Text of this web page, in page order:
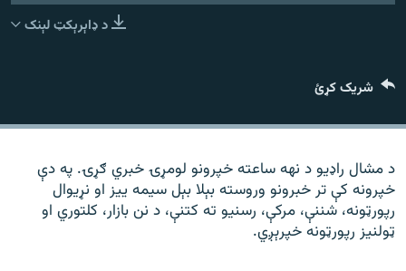
د ازادې اروپا راډیو ټولې ووبپاڼې
د ډاېرېکټ لېنک
شریک کړئ
د مشال راډیو د نهه ساعته خپرونو لومړۍ خبري ګړۍ. په دې
خپرونه کې تر خبرونو وروسته بېلا بېل سیمه ییز او نړیوال
رپورټونه، شننې، مرکې، رسنیو ته کتنې، د نن بازار، کلتوري او
ټولنیز رپورټونه خپرېږي.